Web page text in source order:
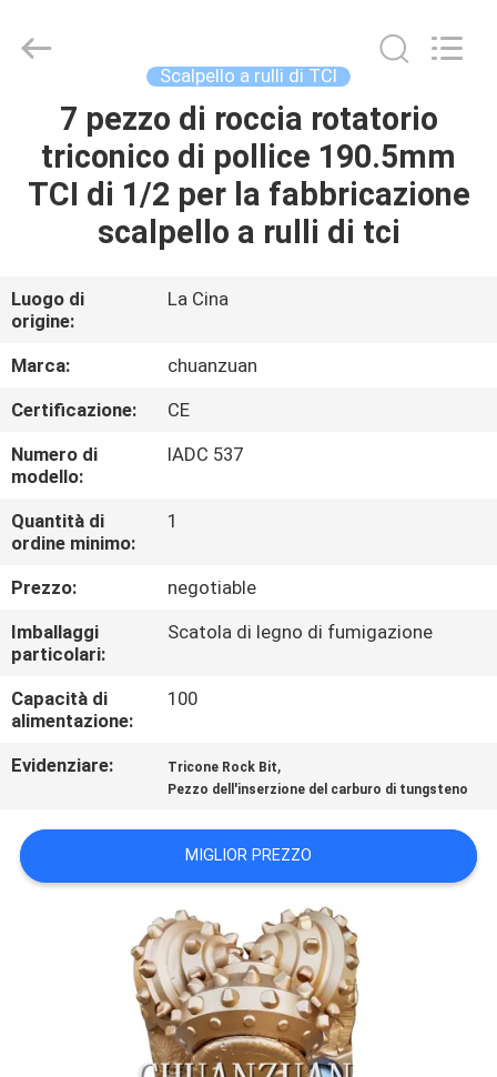
CASA
PRODOTTI
NOI
GIRO
DELLA
FABBRICA
CONTROLLO
DI
QUALITÀ
CONTATTICI
RICHIEDA
UNA
NOTIZIE
tcitriconebit.com.
Rights
Reserved.
Scalpello a rulli di TCI
7 pezzo di roccia rotatorio
triconico di pollice 190.5mm
TCI di 1/2 per la fabbricazione
scalpello a rulli di tci
Luogo di
origine:
La Cina
Marca:
chuanzuan
Certificazione:
CE
Numero di
modello:
IADC 537
Quantità di
ordine minimo:
1
Prezzo:
negotiable
Imballaggi
particolari:
Scatola di legno di fumigazione
Capacità di
alimentazione:
100
Evidenziare: Tricone Rock Bit,
Pezzo dell'inserzione del carburo di tungsteno
MIGLIOR PREZZO